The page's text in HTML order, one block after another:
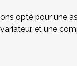
opté pour une
et une